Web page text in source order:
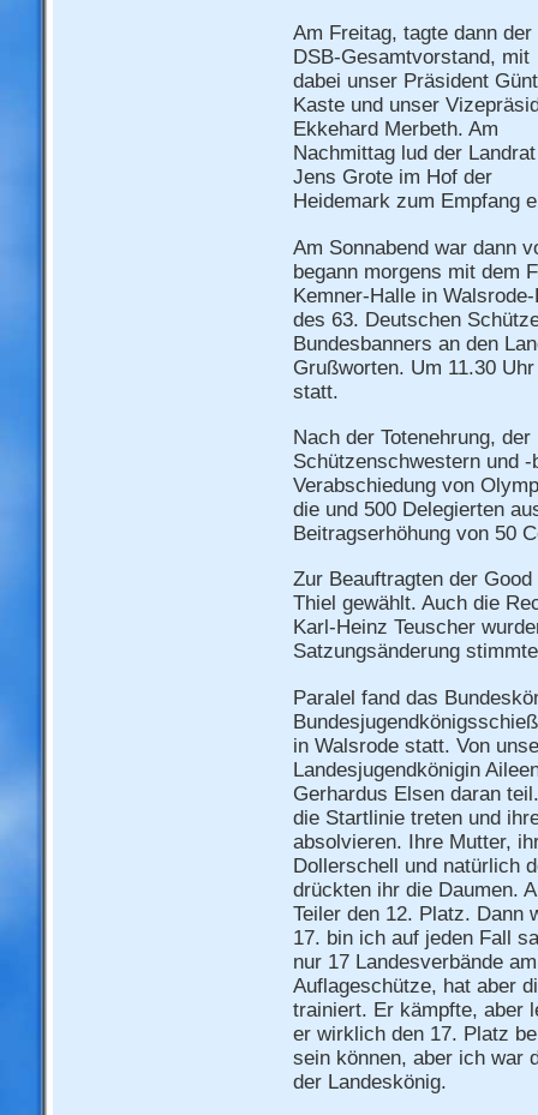
Am Freitag, tagte dann der
DSB-Gesamtvorstand, mit
dabei unser Präsident
Kaste und unser
Ekkehard Merbeth. Am
Nachmittag lud der Landrat
Jens Grote im Hof der
Heidemark zum Empfang
Am Sonnabend war dann
begann morgens mit dem
Kemner-Halle in
des 63. Deutschen
Bundesbanners an den
Grußworten. Um 11.30
statt.
Nach der Totenehrung,
Schützenschwestern und
Verabschiedung von
die und 500 Delegierten
Beitragserhöhung von 50
Zur Beauftragten der
Thiel gewählt. Auch die
Karl-Heinz Teuscher
Satzungsänderung
Paralel fand das
in Walsrode statt. Von
Landesjugendkönigin
Gerhardus Elsen daran
die Startlinie treten und
absolvieren. Ihre Mutter,
Dollerschell und natürlich
drückten ihr die Daumen.
Teiler den 12. Platz. Dann
17. bin ich auf jeden Fall
nur 17 Landesverbände
Auflageschütze, hat aber
trainiert. Er kämpfte, aber
er wirklich den 17. Platz
sein können, aber ich war
der Landeskönig.